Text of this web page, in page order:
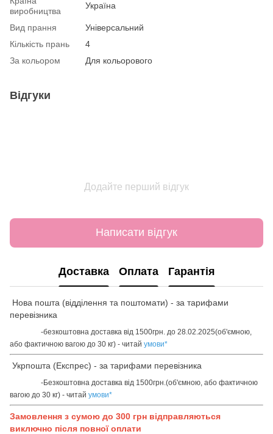
виробництва
Україна
Вид прання
Універсальний
Кількість прань
4
За кольором
Для кольорового
Відгуки
Додайте перший відгук
Написати відгук
Доставка Оплата Гарантія
Нова пошта (відділення та поштомати) - за тарифами
перевізника
-безкоштовна доставка від 1500грн. до 28.02.2025(об'ємною,
або фактичною вагою до 30 кг) - читай умови*
Укрпошта (Експрес) - за тарифами перевізника
-Безкоштовна доставка від 1500грн.(об'ємною, або фактичною
вагою до 30 кг) - читай умови*
Замовлення з сумою до 300 грн відправляються
виключно після повної оплати